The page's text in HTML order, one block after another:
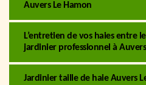
Auvers Le Hamon
L’entretien de vos haies entre
jardinier professionnel à
Jardinier taille de haie Auvers